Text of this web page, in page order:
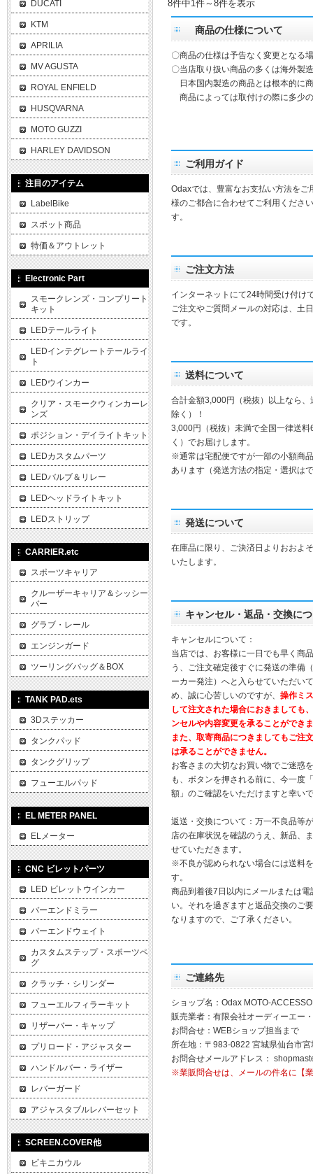
8件中1件～8件を表示
商品の仕様について
〇商品の仕様は予告なく変更となる
〇当店取り扱い商品の多くは海外製
日本国内製造の商品とは根本的に
商品によっては取付けの際に多少
ご利用ガイド
Odaxでは、豊富なお支払い方法を
様のご都合に合わせてご利用くださ
す。
ご注文方法
インターネットにて24時間受け付け
ご注文やご質問メールの対応は、土
です。
送料について
合計金額3,000円（税抜）以上なら
除く）！
3,000円（税抜）未満で全国一律送
く）でお届けします。
※通常は宅配便ですが一部の小額商
あります（発送方法の指定・選択は
発送について
在庫品に限り、ご決済日よりおおよ
いたします。
キャンセル・返品・交換に
キャンセルについて：
当店では、お客様に一日でも早く商
う、ご注文確定後すぐに発送の準備
ーカー発注）へと入らせていただい
め、誠に心苦しいのですが、 操作ミ
して注文された場合におきましても
ンセルや内容変更を承ることができ
また、取寄商品につきましてもご注
は承ることができません。
お客さまの大切なお買い物でご迷惑
も、ボタンを押される前に、今一度
額」のご確認をいただけますと幸い
返送・交換について：万一不良品等
店の在庫状況を確認のうえ、新品、
せていただきます。
※不良が認められない場合には送料
す。
商品到着後7日以内にメールまたは
い。それを過ぎますと返品交換のご
なりますので、ご了承ください。
ご連絡先
ショップ名：Odax MOTO-
販売業者：有限会社オーディーエー
お問合せ：WEBショップ担当まで
所在地：〒983-0822 宮城県仙台市
お問合せメールアドレス：
※業販問合せは、メールの件名に【
DUCATI
KTM
APRILIA
MV AGUSTA
ROYAL ENFIELD
HUSQVARNA
MOTO GUZZI
HARLEY DAVIDSON
注目のアイテム
LabelBike
スポット商品
特価＆アウトレット
Electronic Part
スモークレンズ・コンプリート
キット
LEDテールライト
LEDインテグレートテールライ
ト
LEDウインカー
クリア・スモークウィンカーレ
ンズ
ポジション・デイライトキット
LEDカスタムパーツ
LEDバルブ＆リレー
LEDヘッドライトキット
LEDストリップ
CARRIER.etc
スポーツキャリア
クルーザーキャリア＆シッシー
バー
グラブ・レール
エンジンガード
ツーリングバッグ＆BOX
TANK PAD.ets
3Dステッカー
タンクパッド
タンクグリップ
フューエルパッド
EL METER PANEL
ELメーター
CNC ビレットパーツ
LED ビレットウインカー
バーエンドミラー
バーエンドウェイト
カスタムステップ・スポーツペ
グ
クラッチ・シリンダー
フューエルフィラーキット
リザーバー・キャップ
プリロード・アジャスター
ハンドルバー・ライザー
レバーガード
アジャスタブルレバーセット
SCREEN.COVER他
ビキニカウル